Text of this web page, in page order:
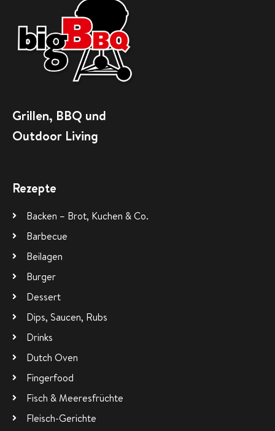
Grillen, BBQ und
Outdoor Living
Rezepte
Backen – Brot, Kuchen & Co.
Barbecue
Beilagen
Burger
Dessert
Dips, Saucen, Rubs
Drinks
Dutch Oven
Fingerfood
Fisch & Meeresfrüchte
Fleisch-Gerichte